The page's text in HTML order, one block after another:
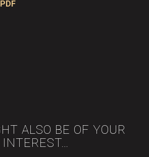
PDF
ALSO BE OF YOUR
INTEREST…